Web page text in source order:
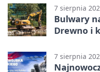
7 sierpnia
Bulwary
Drewno i
7 sierpnia